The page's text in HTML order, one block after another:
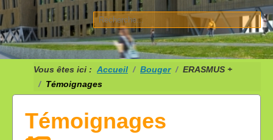
Vous êtes ici : Accueil Bouger
ERASMUS +
Témoignages
Témoignages